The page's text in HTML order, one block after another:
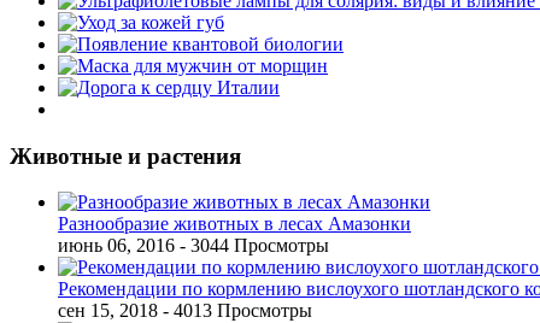
Животные и растения
Разнообразие животных в лесах Амазонки
июнь 06, 2016 - 3044 Просмотры
Рекомендации по кормлению вислоухого шотландского
сен 15, 2018 - 4013 Просмотры